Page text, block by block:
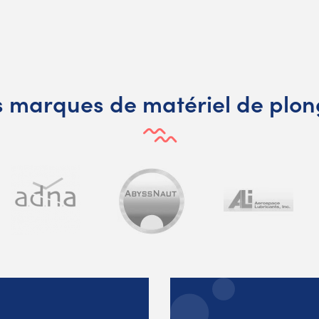
marques de matériel de